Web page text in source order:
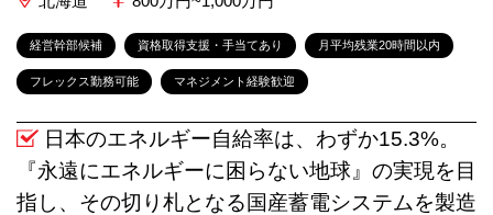
経営幹部候補 資格取得支援・手当てあり 月平均残業20時間以内
フレックス勤務可能 マネジメント経験歓迎
日本のエネルギー自給率は、わずか15.3%。
『永遠にエネルギーに困らない地球』の実現を目
指し、その切り札となる国産蓄電システムを製造